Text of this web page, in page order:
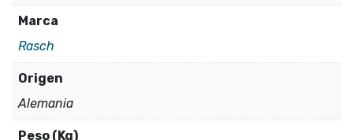
Marca
Rasch
Origen
Alemania
Peso (Kg)